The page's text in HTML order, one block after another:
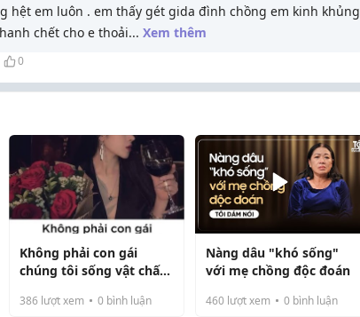
hệt em luôn . em thấy gét gida đình chồng em kinh khủng
chết cho e thoải... Xem thêm
0
Không phải con gái
chúng tôi sống vật chất,
386 lượt xem 0 bình luận
Nàng dâu "khó sống"
với mẹ chồng độc đoán
460lượt xem 0bình luận